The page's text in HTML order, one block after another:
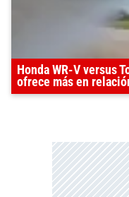
Honda WR-V versus
ofrece más en